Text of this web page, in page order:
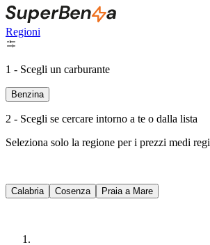
Regioni
1 - Scegli un carburante
Benzina
2 - Scegli se cercare intorno a te o dalla lista
Seleziona solo la regione per i prezzi medi
Calabria Cosenza Praia a Mare